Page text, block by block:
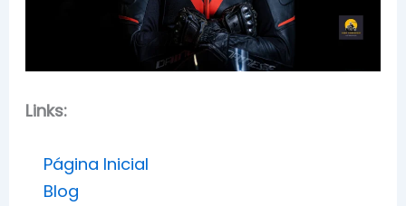
Links:
Página Inicial
Blog